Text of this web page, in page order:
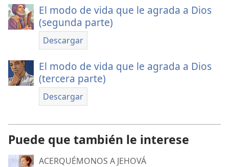
El modo de vida que le agrada a Dios
(segunda parte)
Descargar
El modo de vida que le agrada a Dios
(tercera parte)
Descargar
Puede que también le interese
ACERQUÉMONOS A JEHOVÁ